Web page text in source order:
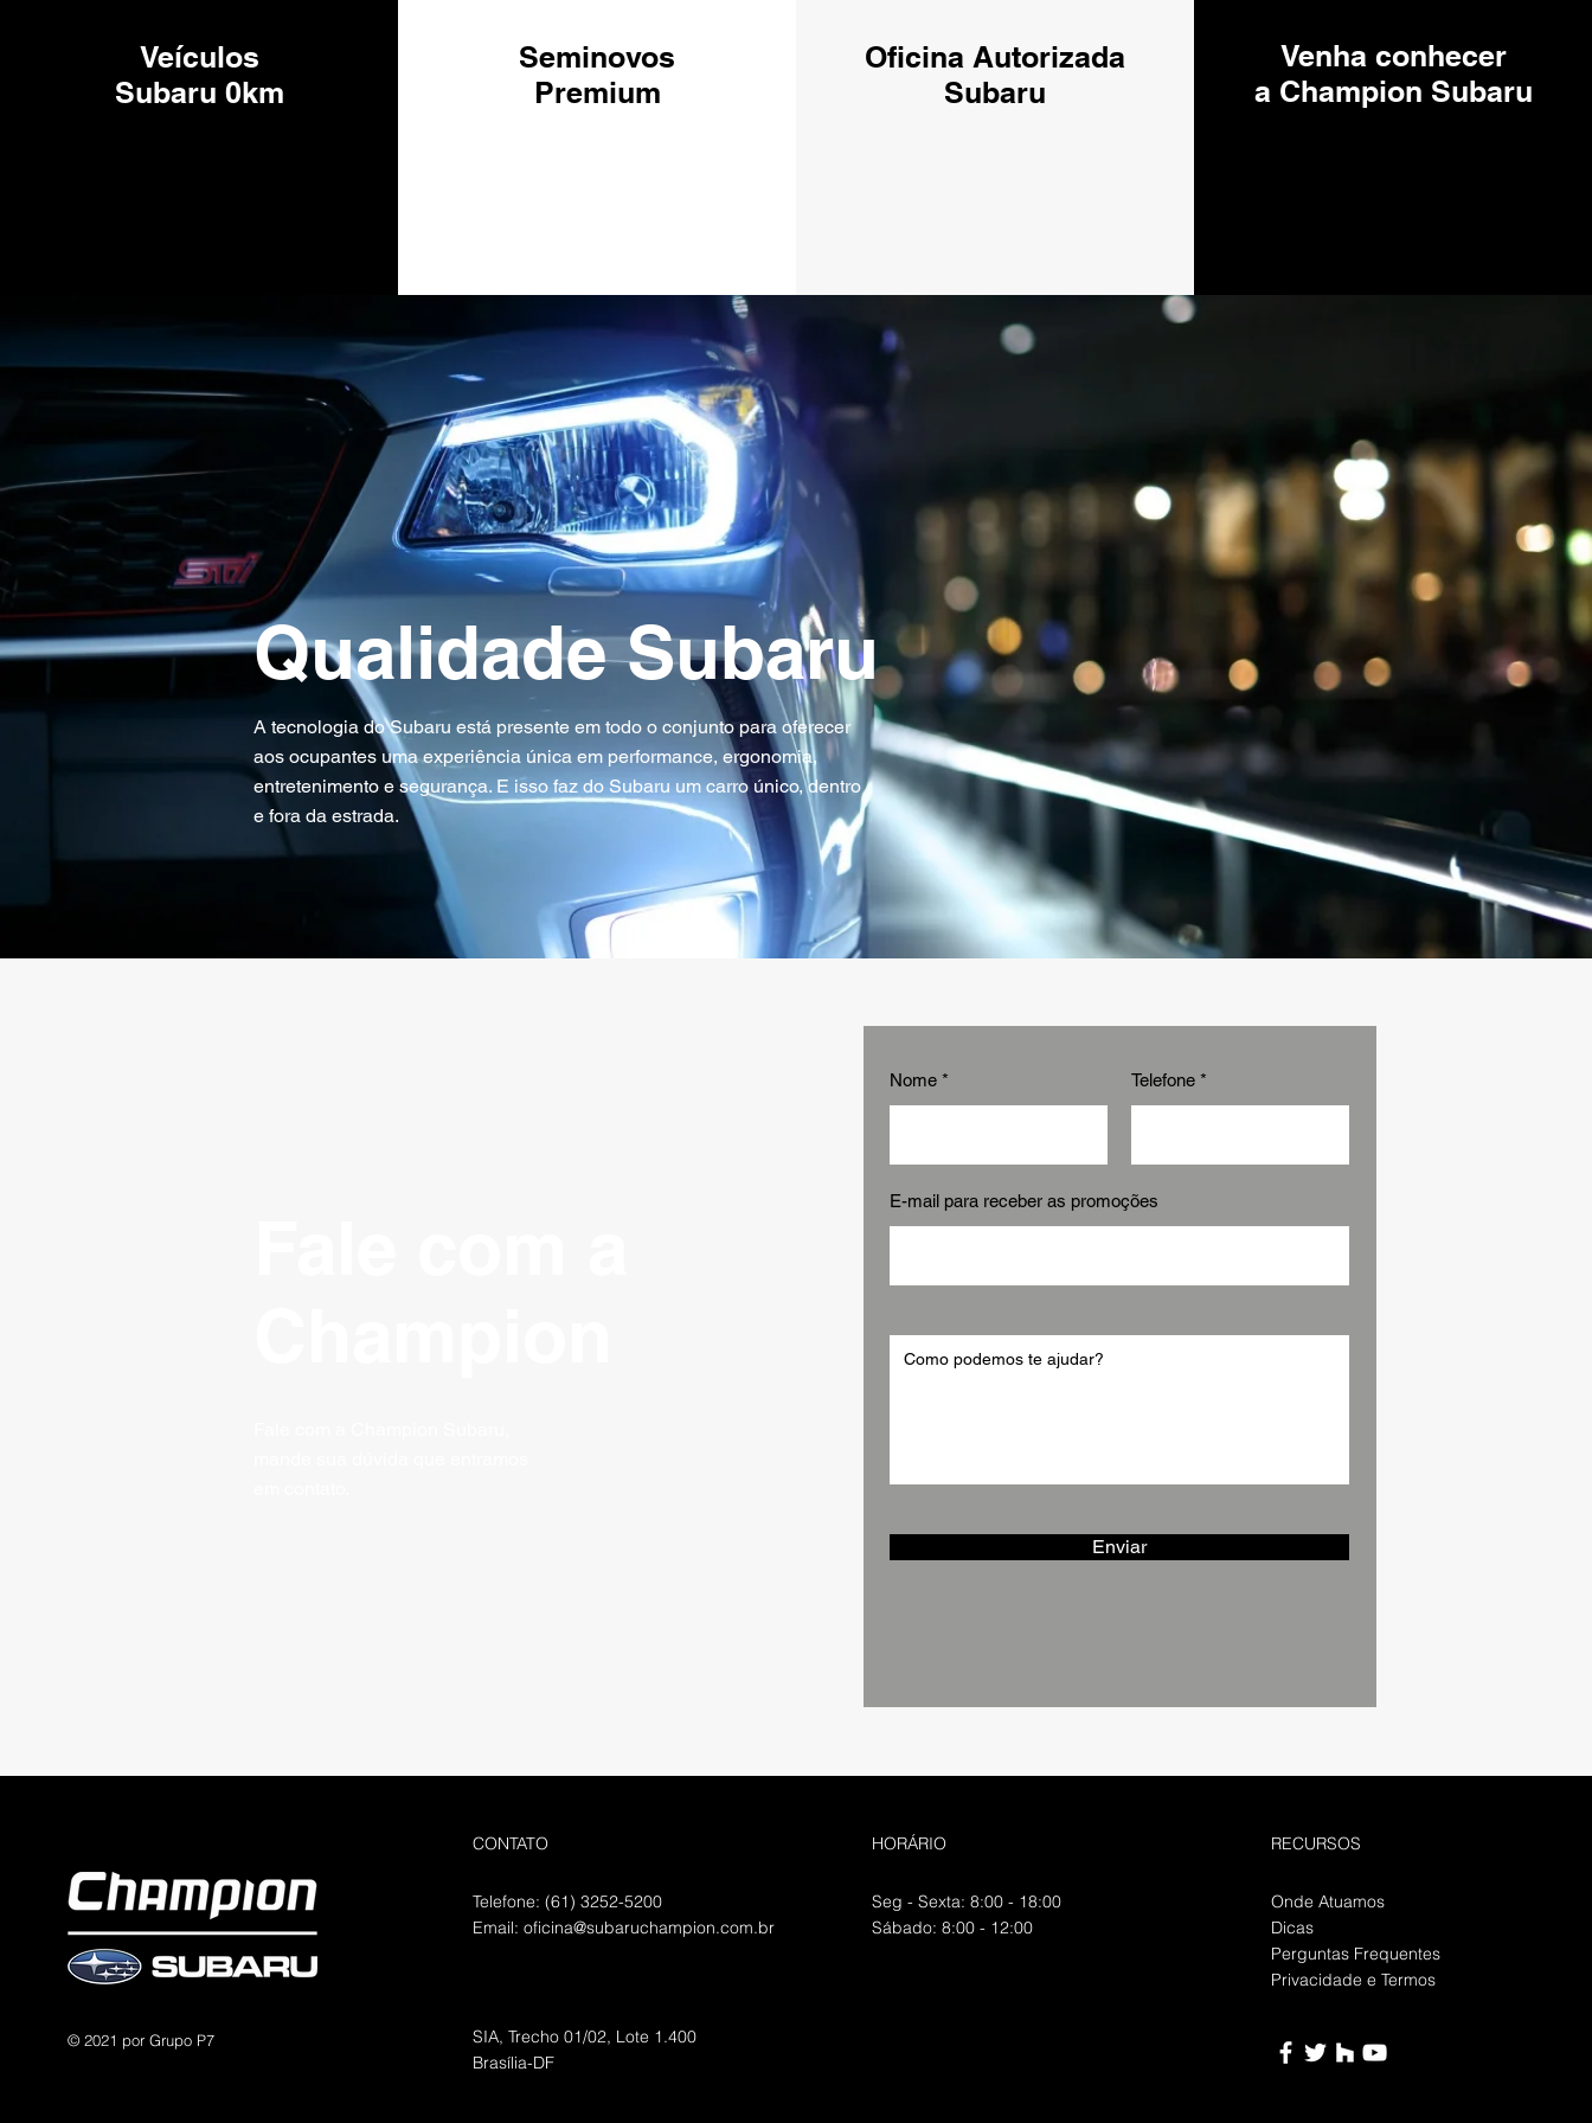
Veículos
Subaru 0km
Seminovos
Premium
Oficina Autorizada
Subaru
Venha conhecer
a Champion Subaru
Qualidade Subaru
A tecnologia do Subaru está presente em todo o conjunto para oferecer
aos ocupantes uma experiência única em performance, ergonomia,
entretenimento e segurança. E isso faz do Subaru um carro único, dentro
e fora da estrada.
Nome Telefone
E-mail para receber as promoções
Enviar
© 2021 por Grupo P7
CONTATO
Telefone: (61) 3252-5200
Email: oficina@subaruchampion.com.br
SIA, Trecho 01/02, Lote 1.400
Brasília-DF
HORÁRIO
Seg - Sexta: 8:00 - 18:00
​​Sábado: 8:00 - 12:00
RECURSOS
Onde Atuamos
Dicas
Perguntas Frequentes
Privacidade e Termos